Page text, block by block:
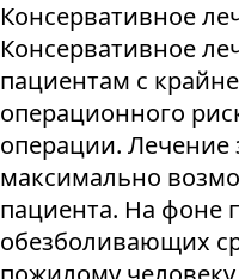
Консервативное
Консервативное
пациентам с
операционного
операции. Лечение
максимально
пациента. На фоне
обезболивающих